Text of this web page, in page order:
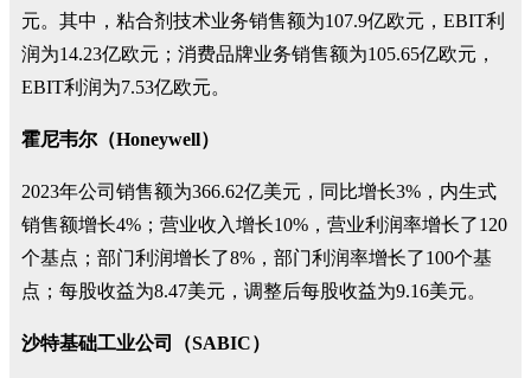
元。其中，粘合剂技术业务销售额为107.9亿欧元，EBIT利
润为14.23亿欧元；消费品牌业务销售额为105.65亿欧元，
EBIT利润为7.53亿欧元。
霍尼韦尔（Honeywell）
2023年公司销售额为366.62亿美元，同比增长3%，内生式
销售额增长4%；营业收入增长10%，营业利润率增长了120
个基点；部门利润增长了8%，部门利润率增长了100个基
点；每股收益为8.47美元，调整后每股收益为9.16美元。
沙特基础工业公司（SABIC）